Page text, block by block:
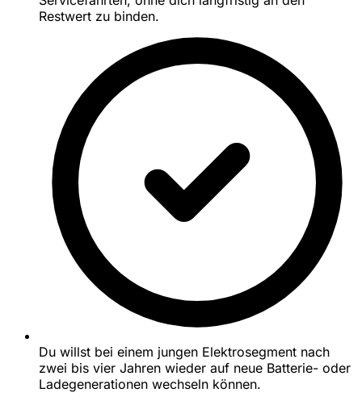
Restwert zu binden.
Du willst bei einem jungen Elektrosegment nach
zwei bis vier Jahren wieder auf neue Batterie- oder
Ladegenerationen wechseln können.